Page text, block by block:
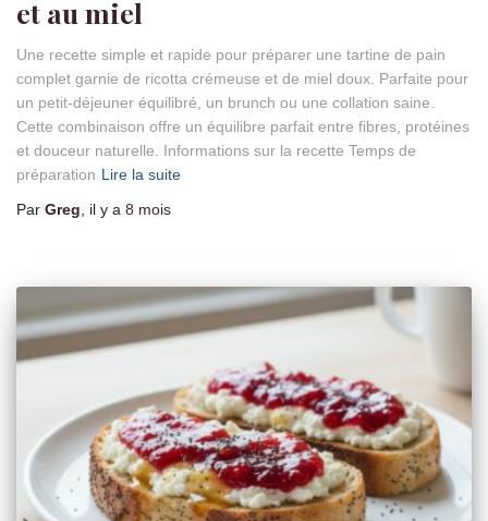
et au miel
Une recette simple et rapide pour préparer une tartine de pain
complet garnie de ricotta crémeuse et de miel doux. Parfaite pour
un petit-déjeuner équilibré, un brunch ou une collation saine.
Cette combinaison offre un équilibre parfait entre fibres, protéines
et douceur naturelle. Informations sur la recette Temps de
préparation Lire la suite
Par Greg , il y a 8 mois